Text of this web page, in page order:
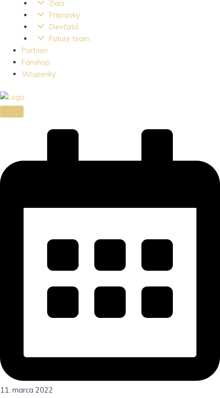
Žiaci
Prípravky
Dievčatá
Future team
Partneri
Fanshop
Vstupenky
11. marca 2022